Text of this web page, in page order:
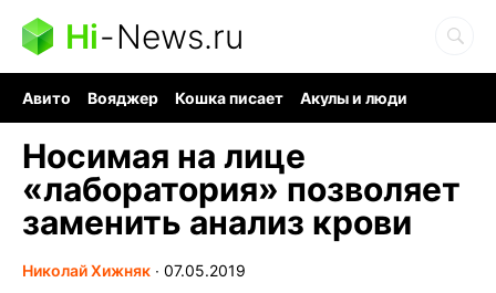
Hi-News.ru
Авито Вояджер Кошка писает
Акулы и люди
Носимая на лице
«лаборатория» позволяет
заменить анализ крови
Николай Хижняк ∙ 07.05.2019